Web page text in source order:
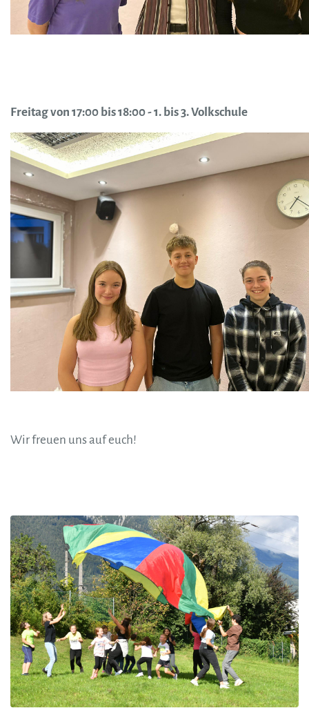
Freitag von 17:00 bis 18:00 - 1. bis 3. Volkschule
Wir freuen uns auf euch!